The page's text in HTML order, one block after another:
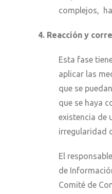
complejos,
4. Reacción y
Esta fase
aplicar las
que se
que se haya
existencia de
irregularidad
El
de
Comité de